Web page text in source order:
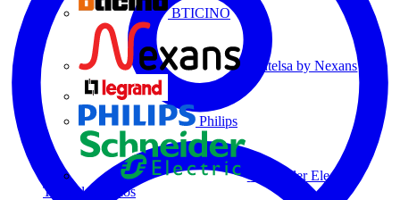
BTICINO
Centelsa by Nexans
Philips
Schneider Electric
Todos los socios